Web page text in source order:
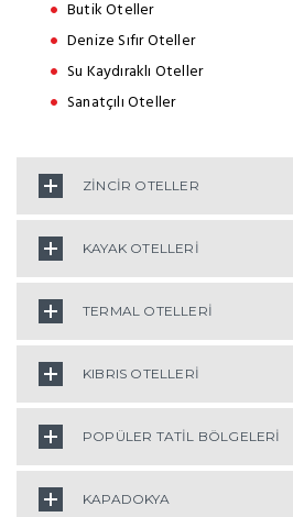
Butik Oteller
Denize Sıfır Oteller
Su Kaydıraklı Oteller
Sanatçılı Oteller
ZİNCİR OTELLER
KAYAK OTELLERİ
TERMAL OTELLERİ
KIBRIS OTELLERİ
POPÜLER TATİL BÖLGELERİ
KAPADOKYA